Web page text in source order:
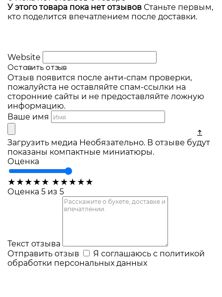
У этого товара пока нет отзывов Станьте первым,
кто поделится впечатлением после доставки.
Website
Оставить отзыв
Отзыв появится после анти-спам проверки,
пожалуйста не оставляйте спам-ссылки на
сторонние сайты и не предоставляйте ложную
информацию.
Ваше имя
Загрузить медиа Необязательно. В отзыве будут
показаны компактные миниатюры.
Оценка
★ ★ ★ ★ ★ ★ ★ ★ ★ ★
Оценка 5 из 5
Текст отзыва
Отправить отзыв
Я соглашаюсь с политикой
обработки персональных данных